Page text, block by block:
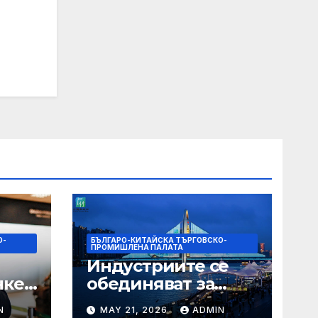
БЪЛГАРО-КИТАЙСКА ТЪРГОВСКО-
ПРОМИШЛЕНА ПАЛАТА
Индустриите се
обединяват за
висококачествен
MAY 21, 2026 ADMIN